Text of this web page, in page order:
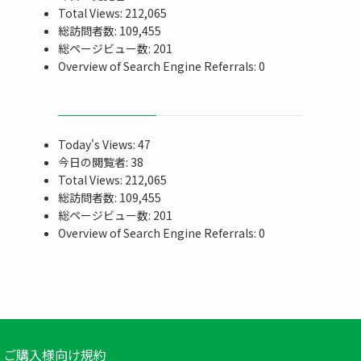
Total Views: 212,065
総訪問者数: 109,455
総ページビュー数: 201
Overview of Search Engine Referrals: 0
Today's Views: 47
今日の閲覧者: 38
Total Views: 212,065
総訪問者数: 109,455
総ページビュー数: 201
Overview of Search Engine Referrals: 0
ご購入様向け規約